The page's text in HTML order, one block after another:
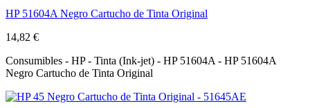
HP 51604A Negro Cartucho de Tinta Original
14,82 €
Consumibles - HP - Tinta (Ink-jet) - HP 51604A - HP 51604A
Negro Cartucho de Tinta Original